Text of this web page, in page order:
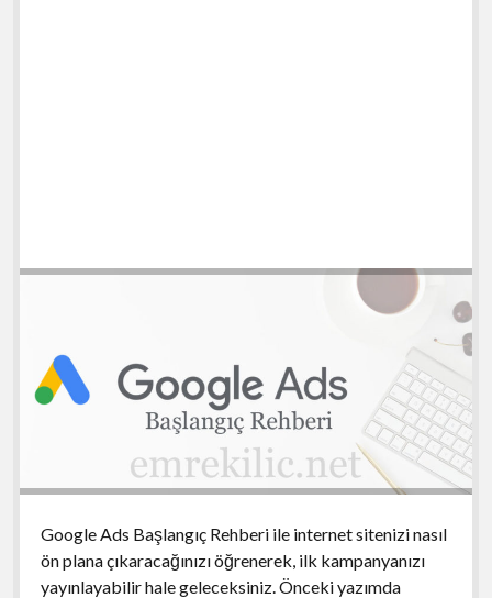
Google Ads Başlangıç Rehberi ile internet sitenizi nasıl
ön plana çıkaracağınızı öğrenerek, ilk kampanyanızı
yayınlayabilir hale geleceksiniz. Önceki yazımda